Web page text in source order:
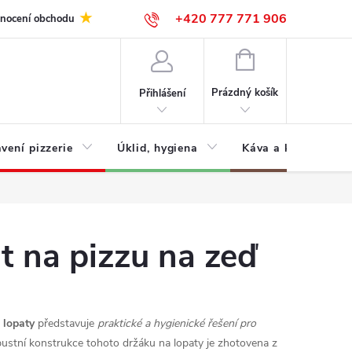
+420 777 771 906
obchodu
Přihlášení
NÁKUPNÍ
Prázdný košík
pizzerie Úklid, hygiena Káva a kávovary
na pizzu na zeď
lopatypředstavuje praktické a hygienické řešení pro
konstrukce tohoto držáku na lopaty je zhotovena z